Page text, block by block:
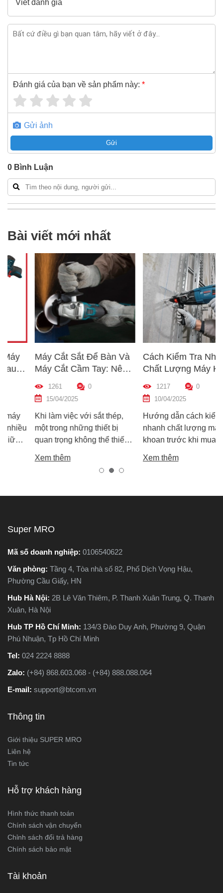
Viết đánh giá
Đánh giá của bạn về sản phẩm này: *
Gửi ảnh
Gửi
0 Bình Luận
Bài viết mới nhất
Máy Cắt Sắt Để Bàn Và
Máy Cắt Cầm Tay: Nên
Chọn Loại Nào Phù Hợp
1261
15/04/2025
Khi làm việc với sắt thép,
một trong những thiết bị
quan trọng không thể thiếu
nhiên, trên thị trường hiện
nay có hai dòng phổ biến là
bài viết này, Super MRO sẽ
giúp bạn hiểu rõ sự khác
điểm và tư vấn chọn lựa
loại máy phù hợp nhất với
nhu cầu sử dụng thực tế.
Xem thêm
Cách Kiểm Tra Nhanh
Chất Lượng Máy Khoan
Trước Khi Mua – Hướng
Dẫn Chi Tiết Cho Người
1217
10/04/2025
Hướng dẫn cách kiểm tra
nhanh chất lượng máy
khoan trước khi mua – giúp
tốt, bền, hoạt động ổn định,
tránh hàng giả, hàng kém
Xem thêm
Super MRO
Mã số doanh nghiệp: 0106540622
Văn phòng: Tầng 4, Tòa nhà số 82, Phố Dịch Vọng Hậu,
Phường Cầu Giấy, HN
Hub Hà Nội: 2B Lê Văn Thiêm, P. Thanh Xuân Trung, Q. Thanh
Xuân, Hà Nội
Hub TP Hồ Chí Minh: 134/3 Đào Duy Anh, Phường 9, Quận
Phú Nhuận, Tp Hồ Chí Minh
Tel: 024 2224 8888
Zalo: (+84) 868.603.068 - (+84) 888.088.064
E-mail: support@btcom.vn
Thông tin
Giới thiệu SUPER MRO
Liên hệ
Tin tức
Hỗ trợ khách hàng
Hình thức thanh toán
Chính sách vận chuyển
Chỉnh sách đổi trả hàng
Chính sách bảo mật
Tài khoản